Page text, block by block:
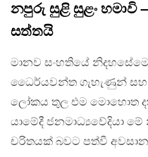
නපුරු සුළි සුළං හමාවි
සත්තයි
මානව සංහතියේ
ධෛර්යවන්ත ගැහැණුන්
ලෝකය තුල එම මොහොත
යාමේදී ජනමාධ්‍යවේදියා
චරිතයක් බවට පත්වී